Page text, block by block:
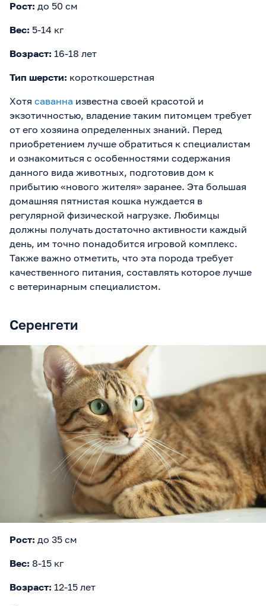
Рост: до 50 см
Вес: 5-14 кг
Возраст: 16-18 лет
Тип шерсти: короткошерстная
Хотя саванна известна своей красотой и
экзотичностью, владение таким питомцем требует
от его хозяина определенных знаний. Перед
приобретением лучше обратиться к специалистам
и ознакомиться с особенностями содержания
данного вида животных, подготовив дом к
прибытию «нового жителя» заранее. Эта большая
домашняя пятнистая кошка нуждается в
регулярной физической нагрузке. Любимцы
должны получать достаточно активности каждый
день, им точно понадобится игровой комплекс.
Также важно отметить, что эта порода требует
качественного питания, составлять которое лучше
с ветеринарным специалистом.
Серенгети
Рост: до 35 см
Вес: 8-15 кг
Возраст: 12-15 лет